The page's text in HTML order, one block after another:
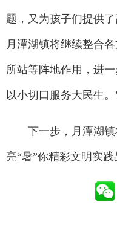
题，又为孩子们提供
月潭湖镇将继续整合
所站等阵地作用，进
以小切口服务大民生
下一步，月潭湖镇
亮“暑”你精彩文明实践